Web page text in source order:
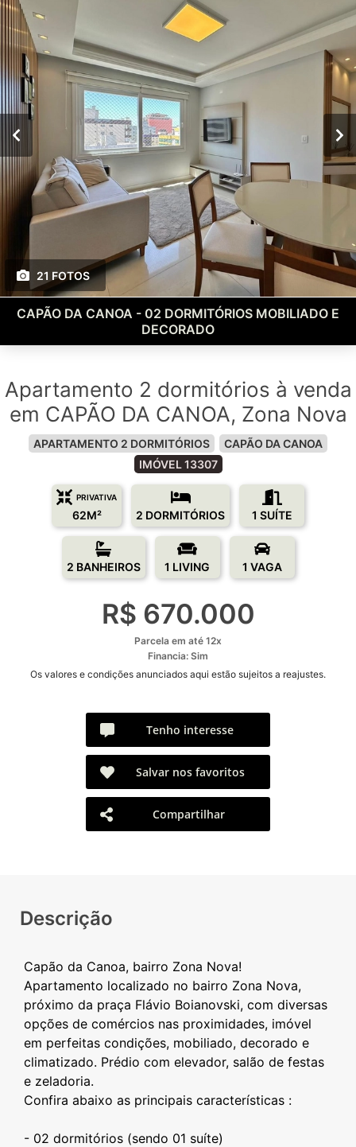
21 FOTOS
CAPÃO DA CANOA - 02 DORMITÓRIOS MOBILIADO E
DECORADO
Apartamento 2 dormitórios à venda
em CAPÃO DA CANOA, Zona Nova
APARTAMENTO 2 DORMITÓRIOS
CAPÃO DA CANOA
IMÓVEL 13307
PRIVATIVA
62M² 2 DORMITÓRIOS 1 SUÍTE
2 BANHEIROS 1 LIVING 1 VAGA
R$ 670.000
Parcela em até 12x
Financia: Sim
Os valores e condições anunciados aqui estão sujeitos a reajustes.
Tenho interesse
Salvar nos favoritos
Compartilhar
Descrição
Capão da Canoa, bairro Zona Nova!
Apartamento localizado no bairro Zona Nova,
próximo da praça Flávio Boianovski, com diversas
opções de comércios nas proximidades, imóvel
em perfeitas condições, mobiliado, decorado e
climatizado. Prédio com elevador, salão de festas
e zeladoria.
Confira abaixo as principais características :
- 02 dormitórios (sendo 01 suíte)